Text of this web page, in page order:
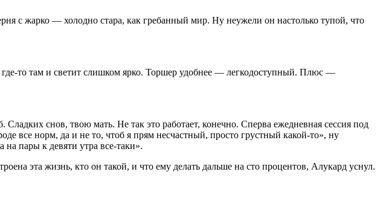
с жарко — холодно стара, как гребанный мир. Ну неужели он настолько тупой, что
то там и светит слишком ярко. Торшер удобнее — легкодоступный. Плюс —
снов, твою мать. Не так это работает, конечно. Сперва ежедневная сессия под
все норм, да и не то, чтоб я прям несчастный, просто грустный какой-то», ну
пары к девяти утра все-таки».
эта жизнь, кто он такой, и что ему делать дальше на сто процентов, Алукард уснул.